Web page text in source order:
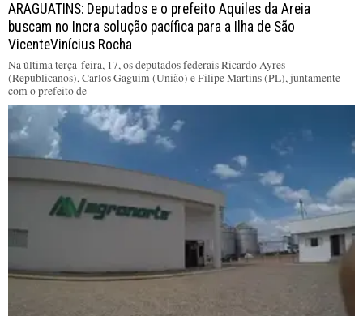
ARAGUATINS: Deputados e o prefeito Aquiles da Areia
buscam no Incra solução pacífica para a Ilha de São
VicenteVinícius Rocha
Na última terça-feira, 17, os deputados federais Ricardo Ayres
(Republicanos), Carlos Gaguim (União) e Filipe Martins (PL), juntamente
com o prefeito de